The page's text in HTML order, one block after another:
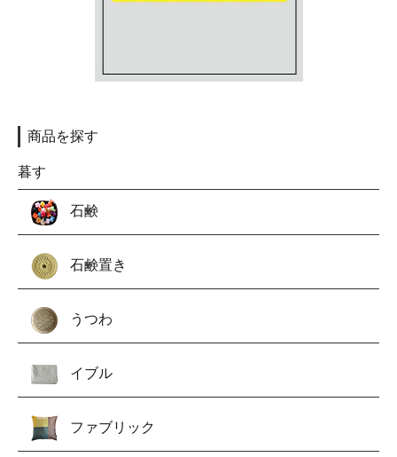
商品を探す
暮す
石鹸
石鹸置き
うつわ
イブル
ファブリック